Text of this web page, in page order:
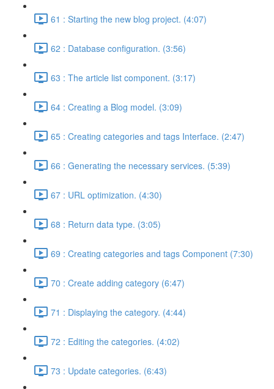
61 : Starting the new blog project. (4:07)
62 : Database configuration. (3:56)
63 : The article list component. (3:17)
64 : Creating a Blog model. (3:09)
65 : Creating categories and tags Interface. (2:47)
66 : Generating the necessary services. (5:39)
67 : URL optimization. (4:30)
68 : Return data type. (3:05)
69 : Creating categories and tags Component (7:30)
70 : Create adding category (6:47)
71 : Displaying the category. (4:44)
72 : Editing the categories. (4:02)
73 : Update categories. (6:43)